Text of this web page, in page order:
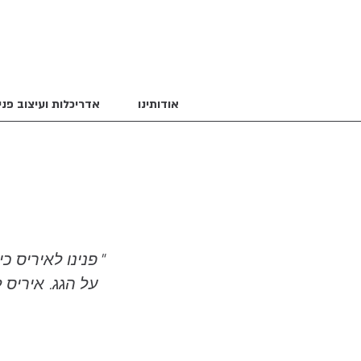
אודותינו אדריכלות ועיצוב
"פנינו לאיריס
על הגג.